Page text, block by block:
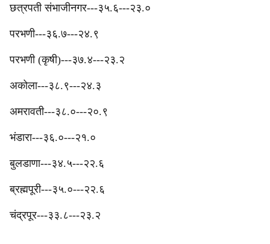
छत्रपती संभाजीनगर---३५.६---२३.०
परभणी---३६.७---२४.९
परभणी (कृषी)---३७.४---२३.२
अकोला---३८.९---२४.३
अमरावती---३८.०---२०.९
भंडारा---३६.०---२१.०
बुलडाणा---३४.५---२२.६
ब्रह्मपूरी---३५.०---२२.६
चंद्रपूर---३३.८---२३.२